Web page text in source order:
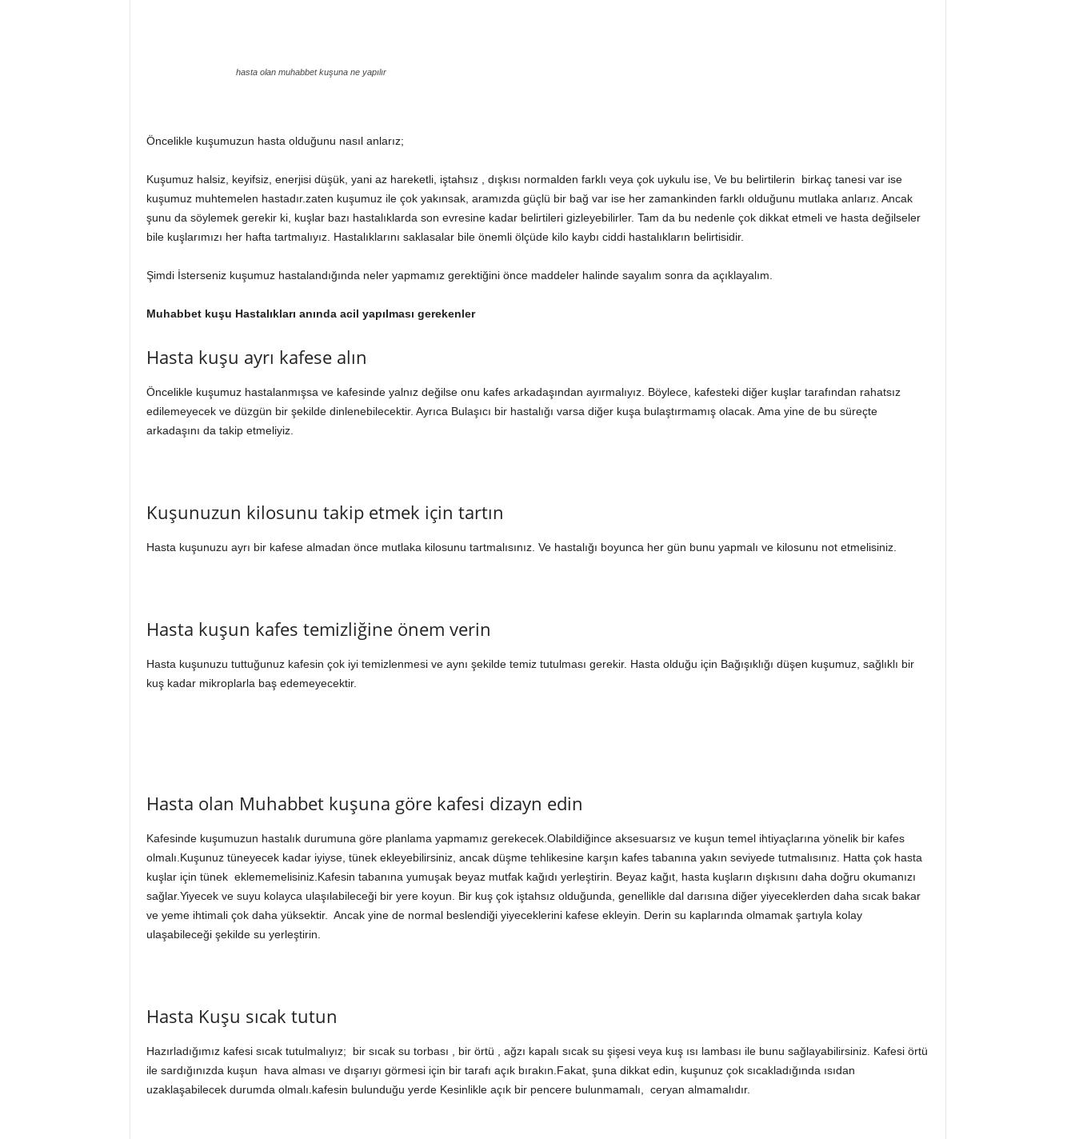
hasta olan muhabbet kuşuna ne yapılır
Öncelikle kuşumuzun hasta olduğunu nasıl anlarız;
Kuşumuz halsiz, keyifsiz, enerjisi düşük, yani az hareketli, iştahsız , dışkısı normalden farklı veya çok uykulu ise, Ve bu belirtilerin birkaç tanesi var ise
kuşumuz muhtemelen hastadır.zaten kuşumuz ile çok yakınsak, aramızda güçlü bir bağ var ise her zamankinden farklı olduğunu mutlaka anlarız. Ancak
şunu da söylemek gerekir ki, kuşlar bazı hastalıklarda son evresine kadar belirtileri gizleyebilirler. Tam da bu nedenle çok dikkat etmeli ve hasta değilseler
bile kuşlarımızı her hafta tartmalıyız. Hastalıklarını saklasalar bile önemli ölçüde kilo kaybı ciddi hastalıkların belirtisidir.
Şimdi İsterseniz kuşumuz hastalandığında neler yapmamız gerektiğini önce maddeler halinde sayalım sonra da açıklayalım.
Muhabbet kuşu Hastalıkları anında acil yapılması gerekenler
Hasta kuşu ayrı kafese alın
Öncelikle kuşumuz hastalanmışsa ve kafesinde yalnız değilse onu kafes arkadaşından ayırmalıyız. Böylece, kafesteki diğer kuşlar tarafından rahatsız
edilemeyecek ve düzgün bir şekilde dinlenebilecektir. Ayrıca Bulaşıcı bir hastalığı varsa diğer kuşa bulaştırmamış olacak. Ama yine de bu süreçte
arkadaşını da takip etmeliyiz.
Kuşunuzun kilosunu takip etmek için tartın
Hasta kuşunuzu ayrı bir kafese almadan önce mutlaka kilosunu tartmalısınız. Ve hastalığı boyunca her gün bunu yapmalı ve kilosunu not etmelisiniz.
Hasta kuşun kafes temizliğine önem verin
Hasta kuşunuzu tuttuğunuz kafesin çok iyi temizlenmesi ve aynı şekilde temiz tutulması gerekir. Hasta olduğu için Bağışıklığı düşen kuşumuz, sağlıklı bir
kuş kadar mikroplarla baş edemeyecektir.
Hasta olan Muhabbet kuşuna göre kafesi dizayn edin
Kafesinde kuşumuzun hastalık durumuna göre planlama yapmamız gerekecek.Olabildiğince aksesuarsız ve kuşun temel ihtiyaçlarına yönelik bir kafes
olmalı.Kuşunuz tüneyecek kadar iyiyse, tünek ekleyebilirsiniz, ancak düşme tehlikesine karşın kafes tabanına yakın seviyede tutmalısınız. Hatta çok hasta
kuşlar için tünek eklememelisiniz.Kafesin tabanına yumuşak beyaz mutfak kağıdı yerleştirin. Beyaz kağıt, hasta kuşların dışkısını daha doğru okumanızı
sağlar.Yiyecek ve suyu kolayca ulaşılabileceği bir yere koyun. Bir kuş çok iştahsız olduğunda, genellikle dal darısına diğer yiyeceklerden daha sıcak bakar
ve yeme ihtimali çok daha yüksektir. Ancak yine de normal beslendiği yiyeceklerini kafese ekleyin. Derin su kaplarında olmamak şartıyla kolay
ulaşabileceği şekilde su yerleştirin.
Hasta Kuşu sıcak tutun
Hazırladığımız kafesi sıcak tutulmalıyız; bir sıcak su torbası , bir örtü , ağzı kapalı sıcak su şişesi veya kuş ısı lambası ile bunu sağlayabilirsiniz. Kafesi örtü
ile sardığınızda kuşun hava alması ve dışarıyı görmesi için bir tarafı açık bırakın.Fakat, şuna dikkat edin, kuşunuz çok sıcakladığında ısıdan
uzaklaşabilecek durumda olmalı.kafesin bulunduğu yerde Kesinlikle açık bir pencere bulunmamalı, ceryan almamalıdır.